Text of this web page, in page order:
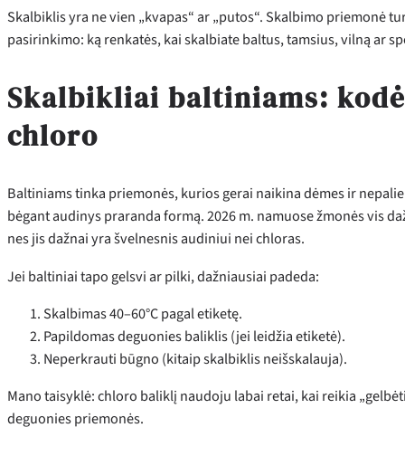
Skalbiklis yra ne vien „kvapas“ ar „putos“. Skalbimo
pasirinkimo: ką renkatės, kai skalbiate baltus, tamsius, vilną ar
Skalbikliai baltiniams:
chloro
Baltiniams tinka priemonės, kurios gerai naikina dėmes ir
bėgant audinys praranda formą. 2026 m. namuose žmonės vis
nes jis dažnai yra švelnesnis audiniui nei chloras.
Jei baltiniai tapo gelsvi ar pilki, dažniausiai padeda:
Skalbimas 40–60°C pagal etiketę.
Papildomas deguonies baliklis (jei leidžia etiketė).
Neperkrauti būgno (kitaip skalbiklis neišskalauja).
Mano taisyklė: chloro baliklį naudoju labai retai, kai reikia
deguonies priemonės.